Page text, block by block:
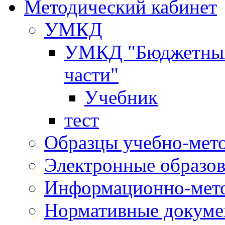
Методический кабинет
УМКД
УМКД "Бюджетный
части"
Учебник
тест
Образцы учебно-
Электронные
Информационно-
Нормативные